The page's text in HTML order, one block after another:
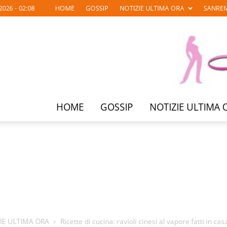
- 02:08 HOME GOSSIP NOTIZIE ULTIMA ORA
HOME GOSSIP NOTIZIE ULTIMA
ULTIMA ORA Ricette di cucina: ravioli cinesi al vapore fatti in